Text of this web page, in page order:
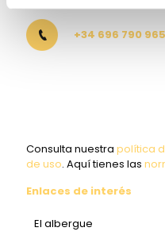
+34 696 790 965
Consulta nuestra política
de uso. Aquí tienes las
Enlaces de interés
El albergue